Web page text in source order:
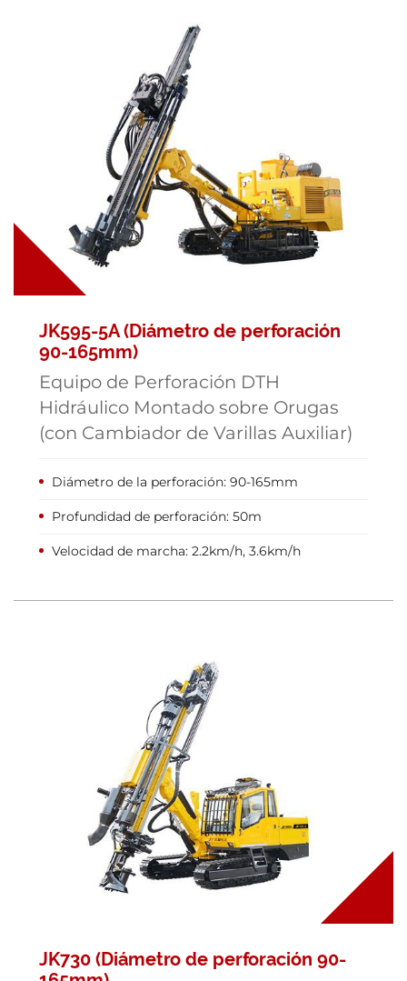
JK595-5A (Diámetro de perforación
90-165mm)
Equipo de Perforación DTH
Hidráulico Montado sobre Orugas
(con Cambiador de Varillas Auxiliar)
Diámetro de la perforación: 90-165mm
Profundidad de perforación: 50m
Velocidad de marcha: 2.2km/h, 3.6km/h
JK730 (Diámetro de perforación 90-